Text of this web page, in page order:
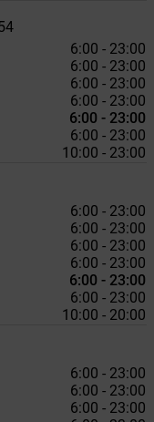
6:00 - 23:00
6:00 - 23:00
6:00 - 23:00
6:00 - 23:00
6:00 - 23:00
6:00 - 23:00
10:00 - 23:00
6:00 - 23:00
6:00 - 23:00
6:00 - 23:00
6:00 - 23:00
6:00 - 23:00
6:00 - 23:00
10:00 - 20:00
6:00 - 23:00
6:00 - 23:00
6:00 - 23:00